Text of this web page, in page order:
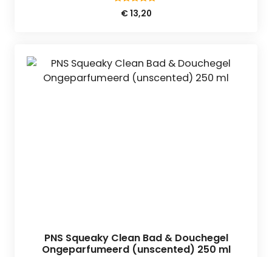
5.00
van 5
€13,20
PNS Squeaky Clean Bad & Douchegel
Ongeparfumeerd (unscented) 250 ml